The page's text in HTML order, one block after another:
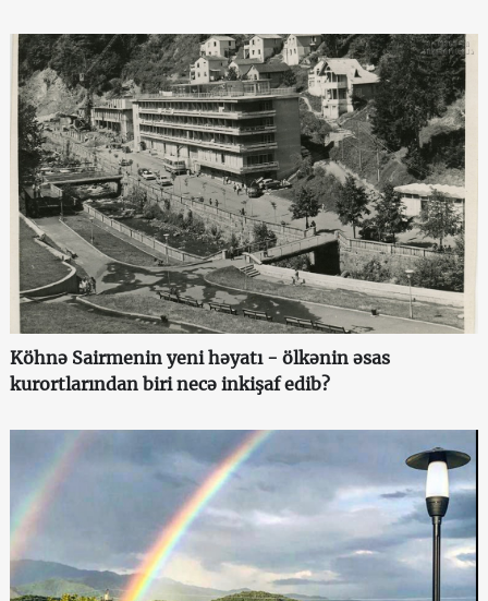
Köhnə Sairmenin yeni həyatı - ölkənin əsas
kurortlarından biri necə inkişaf edib?